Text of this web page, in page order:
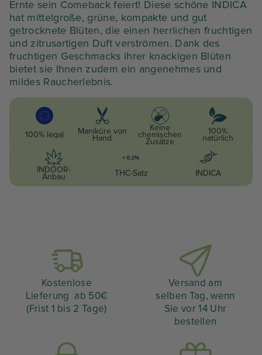
Ernte sein Comeback feiert! Diese schöne INDICA
hat mittelgroße, grüne, kompakte und gut
getrocknete Blüten, die einen herrlichen fruchtigen
und zitrusartigen Duft verströmen. Dank des
fruchtigen Geschmacks ihrer knackigen Blüten
bietet sie Ihnen zudem ein angenehmes und
mildes Raucherlebnis.
100% legal Maniküre von
Hand
Keine
chemischen
Zusätze
100%
natürlich
INDOOR-
Anbau THC-Satz INDICA
Kostenlose
Lieferung ab 50€
(Frist 1 bis 2 Tage)
Versand am
selben Tag, wenn
Sie vor 14 Uhr
bestellen